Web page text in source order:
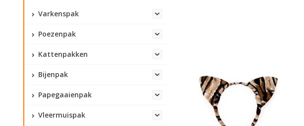
Varkenspak
Poezenpak
Kattenpakken
Bijenpak
Papegaaienpak
Vleermuispak